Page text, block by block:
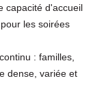
capacité d'accueil
les soirées
: familles,
dense, variée et